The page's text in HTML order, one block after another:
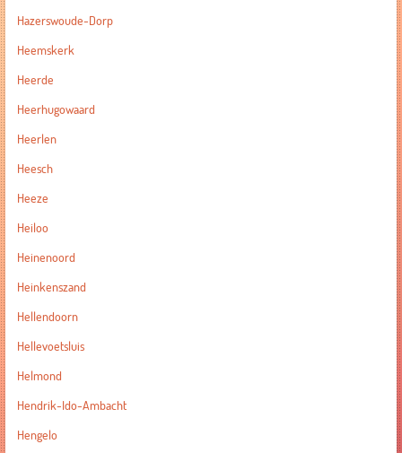
Hazerswoude-Dorp
Heemskerk
Heerde
Heerhugowaard
Heerlen
Heesch
Heeze
Heiloo
Heinenoord
Heinkenszand
Hellendoorn
Hellevoetsluis
Helmond
Hendrik-Ido-Ambacht
Hengelo